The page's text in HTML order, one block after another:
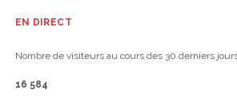
EN DIRECT
Nombre de visiteurs au cours des 30 derniers
16 584